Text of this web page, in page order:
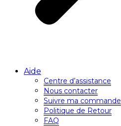
Aide
Centre d’assistance
Nous contacter
Suivre ma commande
Politique de Retour
FAQ